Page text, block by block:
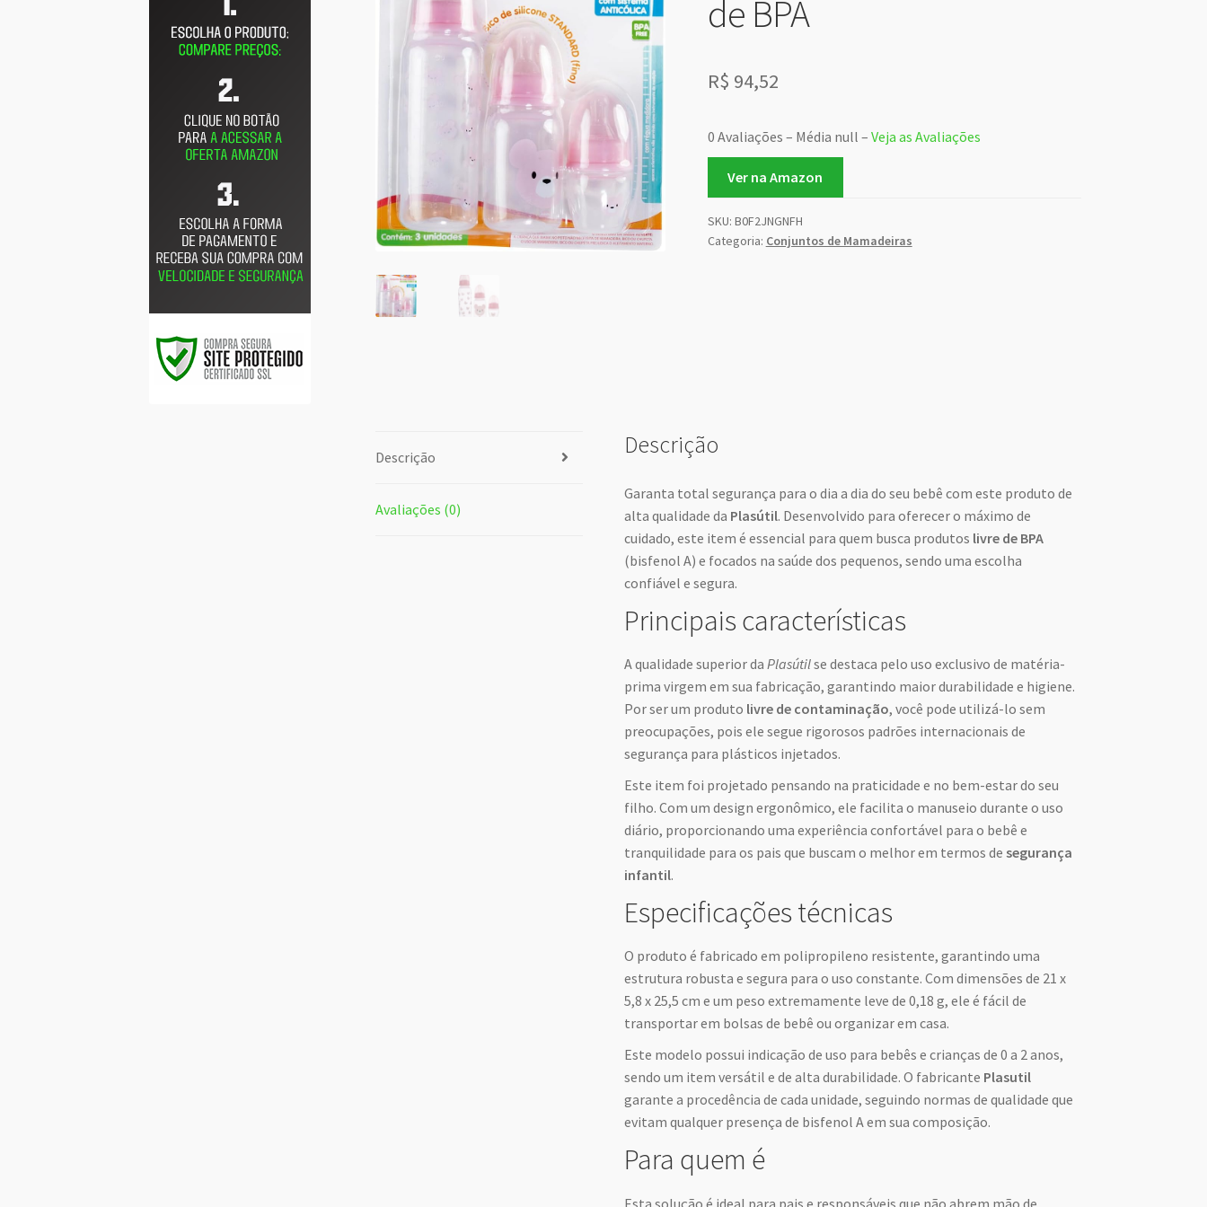
de BPA
R$ 94,52
0 Avaliações – Média null – Veja as Avaliações
Ver na Amazon
SKU: B0F2JNGNFH
Categoria: Conjuntos de Mamadeiras
Descrição
Avaliações (0)
Descrição
Garanta total segurança para o dia a dia do seu bebê com este produto de
alta qualidade da Plasútil. Desenvolvido para oferecer o máximo de
cuidado, este item é essencial para quem busca produtos livre de BPA
(bisfenol A) e focados na saúde dos pequenos, sendo uma escolha
confiável e segura.
Principais características
A qualidade superior da Plasútilse destaca pelo uso exclusivo de matéria-
prima virgem em sua fabricação, garantindo maior durabilidade e higiene.
Por ser um produto livre de contaminação, você pode utilizá-lo sem
preocupações, pois ele segue rigorosos padrões internacionais de
segurança para plásticos injetados.
Este item foi projetado pensando na praticidade e no bem-estar do seu
filho. Com um design ergonômico, ele facilita o manuseio durante o uso
diário, proporcionando uma experiência confortável para o bebê e
tranquilidade para os pais que buscam o melhor em termos desegurança
infantil.
Especificações técnicas
O produto é fabricado em polipropileno resistente, garantindo uma
estrutura robusta e segura para o uso constante. Com dimensões de 21 x
5,8 x 25,5 cm e um peso extremamente leve de 0,18 g, ele é fácil de
transportar em bolsas de bebê ou organizar em casa.
Este modelo possui indicação de uso para bebês e crianças de 0 a 2 anos,
sendo um item versátil e de alta durabilidade. O fabricante Plasutil
garante a procedência de cada unidade, seguindo normas de qualidade que
evitam qualquer presença de bisfenol A em sua composição.
Para quem é
Esta solução é ideal para pais e responsáveis que não abrem mão de